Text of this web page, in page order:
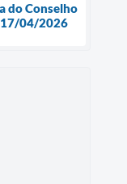
do Conselho
17/04/2026